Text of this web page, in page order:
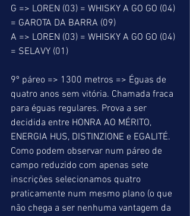
G => LOREN (03) = WHISKY A GO GO (04)
= GAROTA DA BARRA (09)
A => LOREN (03) = WHISKY A GO GO (04)
= SELAVY (01)
9º páreo => 1300 metros => Éguas de
quatro anos sem vitória. Chamada fraca
para éguas regulares. Prova a ser
decidida entre HONRA AO MÉRITO,
ENERGIA HUS, DISTINZIONE e EGALITÉ.
Como podem observar num páreo de
campo reduzido com apenas sete
inscrições selecionamos quatro
praticamente num mesmo plano (o que
não chega a ser nenhuma vantagem da